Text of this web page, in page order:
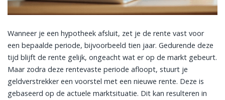
Wanneer je een hypotheek afsluit, zet je de rente vast voor
een bepaalde periode, bijvoorbeeld tien jaar. Gedurende deze
tijd blijft de rente gelijk, ongeacht wat er op de markt gebeurt.
Maar zodra deze rentevaste periode afloopt, stuurt je
geldverstrekker een voorstel met een nieuwe rente. Deze is
gebaseerd op de actuele marktsituatie. Dit kan resulteren in